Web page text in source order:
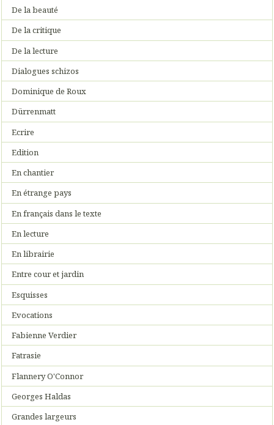
De la beauté
De la critique
De la lecture
Dialogues schizos
Dominique de Roux
Dürrenmatt
Ecrire
Edition
En chantier
En étrange pays
En français dans le texte
En lecture
En librairie
Entre cour et jardin
Esquisses
Evocations
Fabienne Verdier
Fatrasie
Flannery O'Connor
Georges Haldas
Grandes largeurs